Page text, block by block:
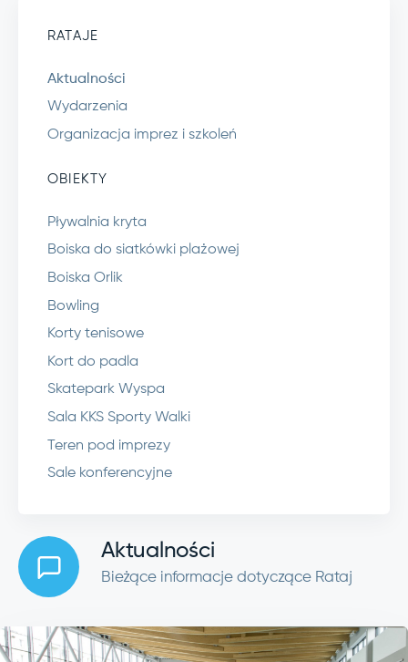
RATAJE
Aktualności
Wydarzenia
Organizacja imprez i szkoleń
OBIEKTY
Pływalnia kryta
Boiska do siatkówki plażowej
Boiska Orlik
Bowling
Korty tenisowe
Kort do padla
Skatepark Wyspa
Sala KKS Sporty Walki
Teren pod imprezy
Sale konferencyjne
Aktualności
Bieżące informacje dotyczące Rataj